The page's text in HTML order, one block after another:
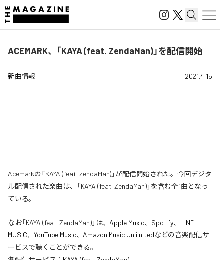
ACEMARK、「KAYA (feat. ZendaMan)」を配信開始
新曲情報 2021.4.15
Acemarkの「KAYA (feat. ZendaMan)」が配信開始された。今回デジタ
ル配信された楽曲は、「KAYA (feat. ZendaMan)」を含む全1曲となっ
ている。
なお「KAYA (feat. ZendaMan)」は、 Apple Music、 Spotify、 LINE
MUSIC、 YouTube Music、 Amazon Music Unlimitedなどの音楽配信サ
ービスで聴くことができる。